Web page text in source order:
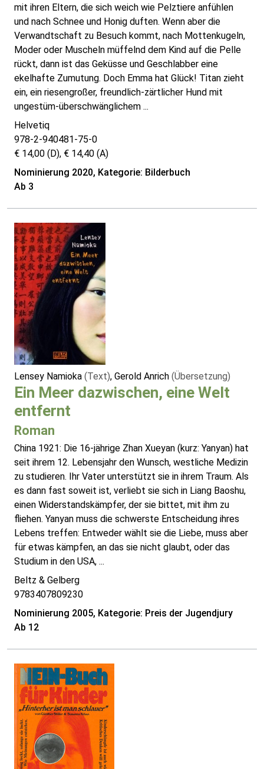
mit ihren Eltern, die sich weich wie Pelztiere anfühlen
und nach Schnee und Honig duften. Wenn aber die
Verwandtschaft zu Besuch kommt, nach Mottenkugeln,
Moder oder Muscheln müffelnd dem Kind auf die Pelle
rückt, dann ist das Geküsse und Geschlabber eine
ekelhafte Zumutung. Doch Emma hat Glück! Titan zieht
ein, ein riesengroßer, freundlich-zärtlicher Hund mit
ungestüm-überschwänglichem ...
Helvetiq
978-2-940481-75-0
€ 14,00 (D), € 14,40 (A)
Nominierung 2020, Kategorie: Bilderbuch
Ab 3
Lensey Namioka (Text), Gerold Anrich (Übersetzung)
Ein Meer dazwischen, eine Welt
entfernt
Roman
China 1921: Die 16-jährige Zhan Xueyan (kurz: Yanyan) hat
seit ihrem 12. Lebensjahr den Wunsch, westliche Medizin
zu studieren. Ihr Vater unterstützt sie in ihrem Traum. Als
es dann fast soweit ist, verliebt sie sich in Liang Baoshu,
einen Widerstandskämpfer, der sie bittet, mit ihm zu
fliehen. Yanyan muss die schwerste Entscheidung ihres
Lebens treffen: Entweder wählt sie die Liebe, muss aber
für etwas kämpfen, an das sie nicht glaubt, oder das
Studium in den USA, ...
Beltz & Gelberg
9783407809230
Nominierung 2005, Kategorie: Preis der Jugendjury
Ab 12